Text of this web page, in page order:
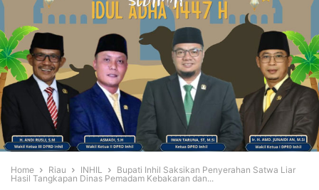
Home Riau INHIL
Bupati Inhil Saksikan Penyerahan Satwa Liar
Hasil Tangkapan Dinas Pemadam Kebakaran dan...